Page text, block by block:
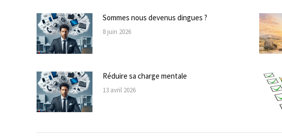
Sommes nous devenus dingues ?
8 juin 2026
Réduire sa charge mentale
13 avril 2026